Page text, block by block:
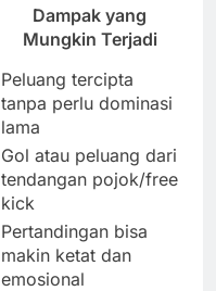
Dampak yang
Mungkin Terjadi
Peluang tercipta
tanpa perlu dominasi
lama
Gol atau peluang dari
tendangan pojok/free
kick
Pertandingan bisa
makin ketat dan
emosional